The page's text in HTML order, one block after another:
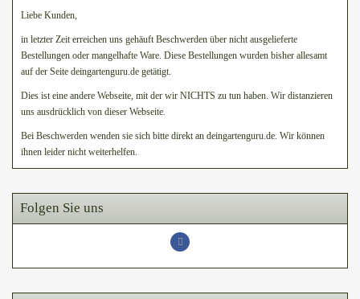
Liebe Kunden,
in letzter Zeit erreichen uns gehäuft Beschwerden über nicht ausgelieferte
Bestellungen oder mangelhafte Ware. Diese Bestellungen wurden bisher allesamt
auf der Seite deingartenguru.de getätigt.
Dies ist eine andere Webseite, mit der wir NICHTS zu tun haben. Wir distanzieren
uns ausdrücklich von dieser Webseite.
Bei Beschwerden wenden sie sich bitte direkt an deingartenguru.de. Wir können
ihnen leider nicht weiterhelfen.
Folgen Sie uns